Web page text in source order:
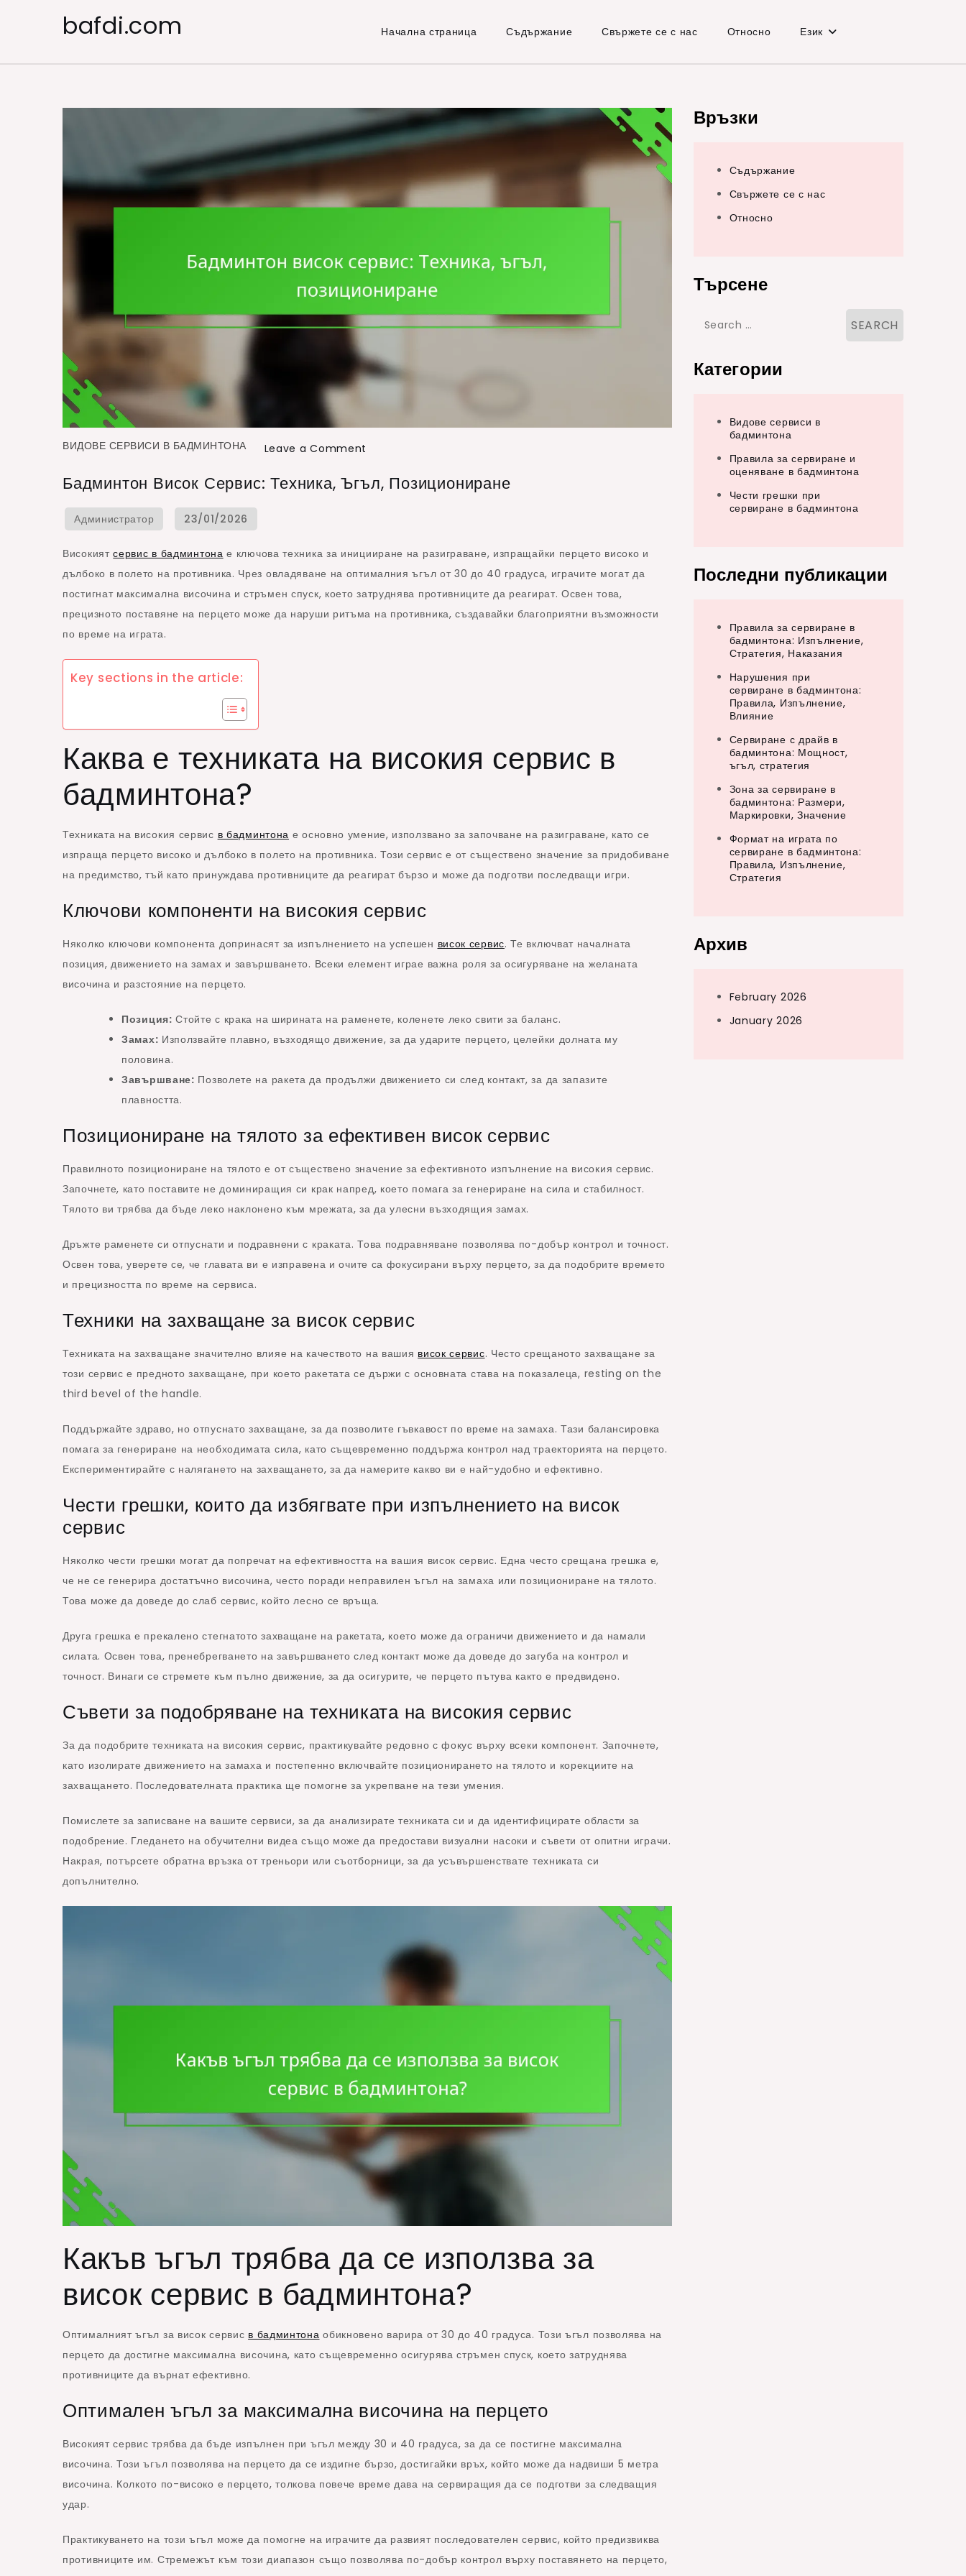
bafdi.com Начална страница Съдържание Свържете се с нас Относно Език
ВИДОВЕ СЕРВИСИ В БАДМИНТОНА Leave a Comment
висок
Бадминтон Висок Сервис: Техника, Ъгъл, Позициониране
Високиятсервис в бадминтона е ключова техника за иницииране на разиграване, изпращайки перцето високо и
дълбоко в полето на противника. Чрез овладяване на оптималния ъгъл от 30 до 40 градуса, играчите могат да
постигнат максимална височина и стръмен спуск, което затруднява противниците да реагират. Освен това,
прецизното поставяне на перцето може да наруши ритъма на противника, създавайки благоприятни възможности
по време на играта.
Key sections in the article:
Каква е техниката на високия сервис в
бадминтона?
Техниката на високия сервис в бадминтона е основно умение, използвано за започване на разиграване, като се
изпраща перцето високо и дълбоко в полето на противника. Този сервис е от съществено значение за придобиване
на предимство, тъй като принуждава противниците да реагират бързо и може да подготви последващи игри.
Ключови компоненти на високия сервис
Няколко ключови компонента допринасят за изпълнението на успешен висок сервис. Те включват началната
позиция, движението на замах и завършването. Всеки елемент играе важна роля за осигуряване на желаната
височина и разстояние на перцето.
Позиция: Стойте с крака на ширината на раменете, коленете леко свити за баланс.
Замах: Използвайте плавно, възходящо движение, за да ударите перцето, целейки долната му
половина.
Завършване: Позволете на ракета да продължи движението си след контакт, за да запазите
плавността.
Позициониране на тялото за ефективен висок сервис
Правилното позициониране на тялото е от съществено значение за ефективното изпълнение на високия сервис.
Започнете, като поставите не доминиращия си крак напред, което помага за генериране на сила и стабилност.
Тялото ви трябва да бъде леко наклонено към мрежата, за да улесни възходящия замах.
Дръжте раменете си отпуснати и подравнени с краката. Това подравняване позволява по-добър контрол и точност.
Освен това, уверете се, че главата ви е изправена и очите са фокусирани върху перцето, за да подобрите времето
и прецизността по време на сервиса.
Техники на захващане за висок сервис
Техниката на захващане значително влияе на качеството на вашия висок сервис. Често срещаното захващане за
този сервис е предното захващане, при което ракетата се държи с основната става на показалеца, resting on the
third bevel of the handle.
Поддържайте здраво, но отпуснато захващане, за да позволите гъвкавост по време на замаха. Тази балансировка
помага за генериране на необходимата сила, като същевременно поддържа контрол над траекторията на перцето.
Експериментирайте с налягането на захващането, за да намерите какво ви е най-удобно и ефективно.
Чести грешки, които да избягвате при изпълнението на висок
сервис
Няколко чести грешки могат да попречат на ефективността на вашия висок сервис. Една често срещана грешка е,
че не се генерира достатъчно височина, често поради неправилен ъгъл на замаха или позициониране на тялото.
Това може да доведе до слаб сервис, който лесно се връща.
Друга грешка е прекалено стегнатото захващане на ракетата, което може да ограничи движението и да намали
силата. Освен това, пренебрегването на завършването след контакт може да доведе до загуба на контрол и
точност. Винаги се стремете към пълно движение, за да осигурите, че перцето пътува както е предвидено.
Съвети за подобряване на техниката на високия сервис
За да подобрите техниката на високия сервис, практикувайте редовно с фокус върху всеки компонент. Започнете,
като изолирате движението на замаха и постепенно включвайте позиционирането на тялото и корекциите на
захващането. Последователната практика ще помогне за укрепване на тези умения.
Помислете за записване на вашите сервиси, за да анализирате техниката си и да идентифицирате области за
подобрение. Гледането на обучителни видеа също може да предостави визуални насоки и съвети от опитни играчи.
Накрая, потърсете обратна връзка от треньори или съотборници, за да усъвършенствате техниката си
допълнително.
Какъв ъгъл трябва да се използва за
висок сервис в бадминтона?
Оптималният ъгъл за висок сервис в бадминтона обикновено варира от 30 до 40 градуса. Този ъгъл позволява на
перцето да достигне максимална височина, като същевременно осигурява стръмен спуск, което затруднява
противниците да върнат ефективно.
Оптимален ъгъл за максимална височина на перцето
Високият сервис трябва да бъде изпълнен при ъгъл между 30 и 40 градуса, за да се постигне максимална
височина. Този ъгъл позволява на перцето да се издигне бързо, достигайки връх, който може да надвиши 5 метра
височина. Колкото по-високо е перцето, толкова повече време дава на сервиращия да се подготви за следващия
удар.
Практикуването на този ъгъл може да помогне на играчите да развият последователен сервис, който предизвиква
противниците им. Стремежът към този диапазон също позволява по-добър контрол върху поставянето на перцето,
Връзки
Съдържание
Свържете се с нас
Относно
Търсене
Search
Категории
Видове сервиси в
бадминтона
Правила за сервиране и
оценяване в бадминтона
Чести грешки при
сервиране в бадминтона
Последни публикации
Правила за сервиране в
бадминтона: Изпълнение,
Стратегия, Наказания
Нарушения при
сервиране в бадминтона:
Правила, Изпълнение,
Влияние
Сервиране с драйв в
бадминтона: Мощност,
ъгъл, стратегия
Зона за сервиране в
бадминтона: Размери,
Маркировки, Значение
Формат на играта по
сервиране в бадминтона:
Правила, Изпълнение,
Стратегия
Архив
February 2026
January 2026